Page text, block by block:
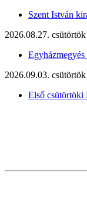
Szent István
2026.08.27. csütörtök
2026.09.03. csütörtök
Első csütörtöki